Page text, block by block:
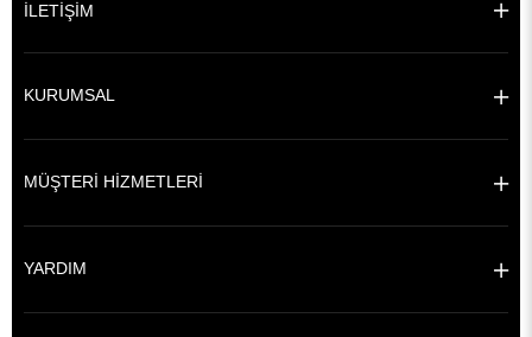
İLETİŞİM
KURUMSAL
MÜŞTERİ HİZMETLERİ
YARDIM